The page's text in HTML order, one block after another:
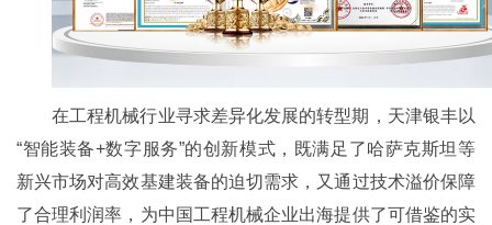
在工程机械行业寻求差异化发展的转型期，天津银丰以
“智能装备+数字服务”的创新模式，既满足了哈萨克斯坦等
新兴市场对高效基建装备的迫切需求，又通过技术溢价保障
了合理利润率，为中国工程机械企业出海提供了可借鉴的实